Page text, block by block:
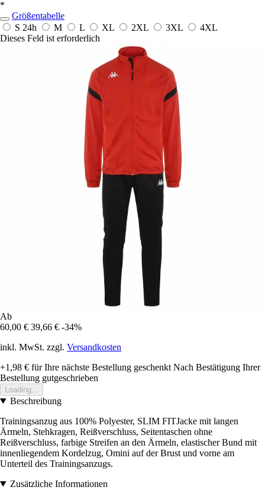
*
Größentabelle
S 24h M L XL 2XL 3XL
4XL
Dieses Feld ist erforderlich
Ab
60,00 € 39,66 € -34%
inkl. MwSt. zzgl. Versandkosten
+1,98 € für Ihre nächste Bestellung geschenkt Nach Bestätigung Ihrer
Bestellung gutgeschrieben
Loading...
Beschreibung
Trainingsanzug aus 100% Polyester, SLIM FITJacke mit langen
Ärmeln, Stehkragen, Reißverschluss, Seitentaschen ohne
Reißverschluss, farbige Streifen an den Ärmeln, elastischer Bund mit
innenliegendem Kordelzug, Omini auf der Brust und vorne am
Unterteil des Trainingsanzugs.
Zusätzliche Informationen